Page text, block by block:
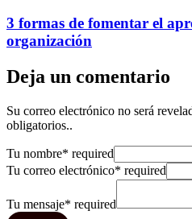
3 formas de fomentar el
organización
Deja un comentario
Su correo electrónico no será
obligatorios..
Tu nombre* required
Tu correo electrónico* required
Tu mensaje* required